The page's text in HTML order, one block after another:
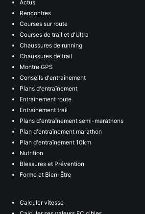
Actus
Rencontres
Courses sur route
Courses de trail et d'Ultra
Chaussures de running
Chaussures de trail
Montre GPS
Conseils d'entraînement
Plans d'entraînement
Entraînement route
Entraînement trail
Plans d'entraînement semi-marathons
Plan d'entraînement marathon
Plan d'entraînement 10km
Nutrition
Blessures et Prévention
Forme et Bien-Être
Calculer vitesse